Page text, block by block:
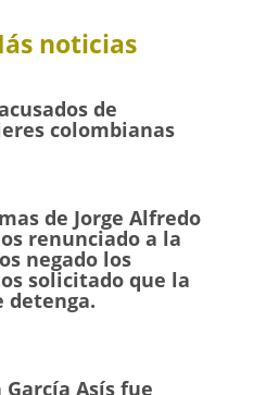
noticias
de
colombianas
de Jorge Alfredo
renunciado a la
negado los
solicitado que la
detenga.
Asís fue